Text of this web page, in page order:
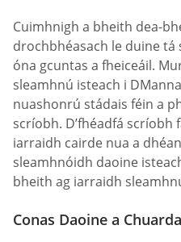
Cuimhnigh a bheith dea-
drochbhéasach le duine tá
óna gcuntas a fheiceáil.
sleamhnú isteach i
nuashonrú stádais féin a
scríobh. D’fhéadfá scríobh
iarraidh cairde nua a
sleamhnóidh daoine
bheith ag iarraidh
Conas Daoine a